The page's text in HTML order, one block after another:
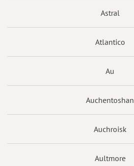
Astral
Atlantico
Au
Auchentoshan
Auchroisk
Aultmore